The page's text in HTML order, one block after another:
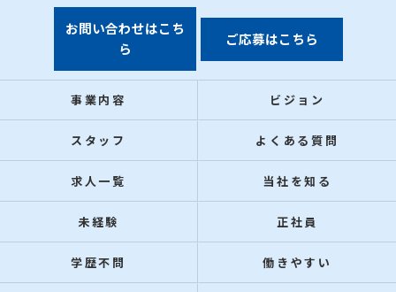
お問い合わせはこち
ら
ご応募はこちら
事業内容 ビジョン
スタッフ よくある質問
求人一覧 当社を知る
未経験 正社員
学歴不問 働きやすい